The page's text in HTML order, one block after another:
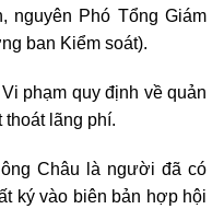
nguyên Phó Tổng Giám
ban Kiểm soát).
phạm quy định về quản
thoát lãng phí.
Châu là người đã có
ký vào biên bản hợp hội